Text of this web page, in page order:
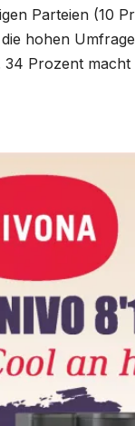
Parteien (10
hohen
Prozent